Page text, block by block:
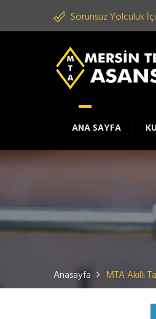
Sorunsuz Yolculuk
ANA SAYFA
Anasayfa MTA Akıllı